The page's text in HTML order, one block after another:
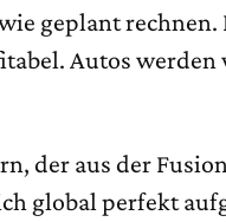
geplant
Autos
der aus der
global perfekt